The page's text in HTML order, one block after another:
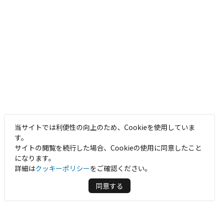
当サイトでは利便性の向上のため、Cookieを使用していま
す。
サイトの閲覧を続行した場合、Cookieの使用に同意したこと
になります。
詳細はクッキーポリシーをご確認ください。
同意する